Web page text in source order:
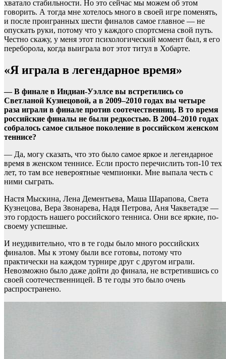
хватало стабильности. Но это сейчас мы можем об этом
говорить. А тогда мне хотелось много в своей игре поменять,
и после проигранных шести финалов самое главное — не
опускать руки, потому что у каждого спортсмена свой путь.
Честно скажу, у меня этот психологический момент был, я его
переборола, когда выиграла вот этот титул в Хобарте.
«Я играла в легендарное время»
— В финале в Индиан-Уэллсе вы встретились со
Светланой Кузнецовой, а в 2009–2010 годах вы четыре
раза играли в финале против соотечественниц. В то время
российские финалы не были редкостью. В 2004–2010 годах
собралось самое сильное поколение в российском женском
теннисе?
— Да, могу сказать, что это было самое яркое и легендарное
время в женском теннисе. Если просто перечислить топ-10 тех
лет, то там все невероятные чемпионки. Мне выпала честь с
ними сыграть.
Настя Мыскина, Лена Дементьева, Маша Шарапова, Света
Кузнецова, Вера Звонарева, Надя Петрова, Аня Чакветадзе —
это гордость нашего российского тенниса. Они все яркие, по-
своему успешные.
И неудивительно, что в те годы было много российских
финалов. Мы к этому были все готовы, потому что
практически на каждом турнире друг с другом играли.
Невозможно было даже дойти до финала, не встретившись со
своей соотечественницей. В те годы это было очень
распространено.